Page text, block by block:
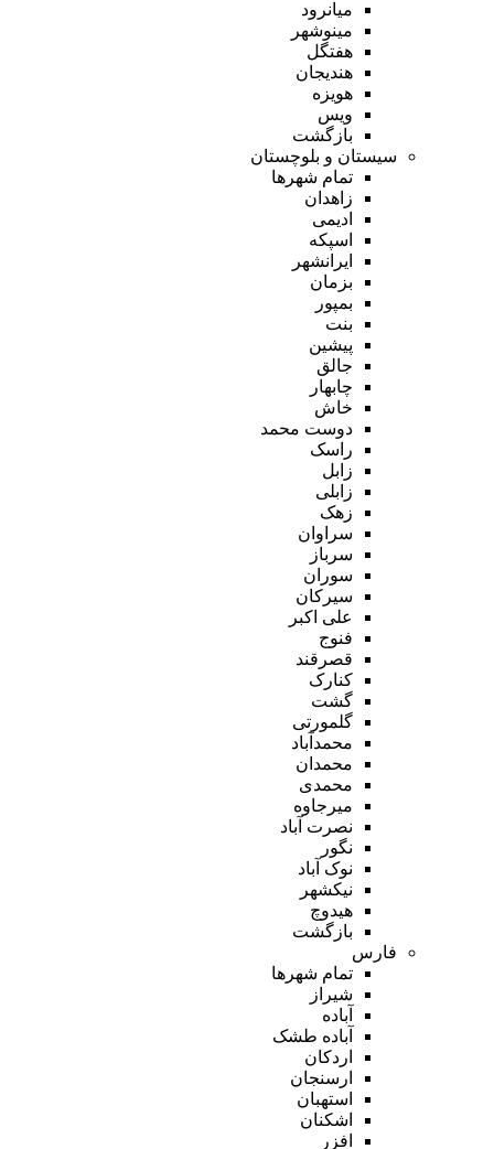
میانرود
مینوشهر
هفتگل
هندیجان
هویزه
ویس
بازگشت
سیستان و بلوچستان
تمام شهر‌ها
زاهدان
ادیمی
اسپکه
ایرانشهر
بزمان
بمپور
بنت
پیشین
جالق
چابهار
خاش
دوست محمد
راسک
زابل
زابلی
زهک
سراوان
سرباز
سوران
سیرکان
علی اکبر
فنوج
قصرقند
کنارک
گشت
گلمورتی
محمدآباد
محمدان
محمدی
میرجاوه
نصرت آباد
نگور
نوک آباد
نیکشهر
هیدوچ
بازگشت
فارس
تمام شهر‌ها
شیراز
آباده
آباده طشک
اردکان
ارسنجان
استهبان
اشکنان
افزر